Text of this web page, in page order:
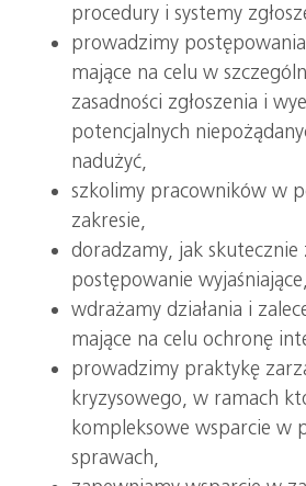
procedury i systemy
prowadzimy
mające na celu w
zasadności zgłoszenia i
potencjalnych
nadużyć,
szkolimy pracowników w
zakresie,
doradzamy, jak skutecznie
postępowanie wyjaśniające,
wdrażamy działania i
mające na celu ochronę
prowadzimy praktykę
kryzysowego, w ramach
kompleksowe wsparcie w
sprawach,